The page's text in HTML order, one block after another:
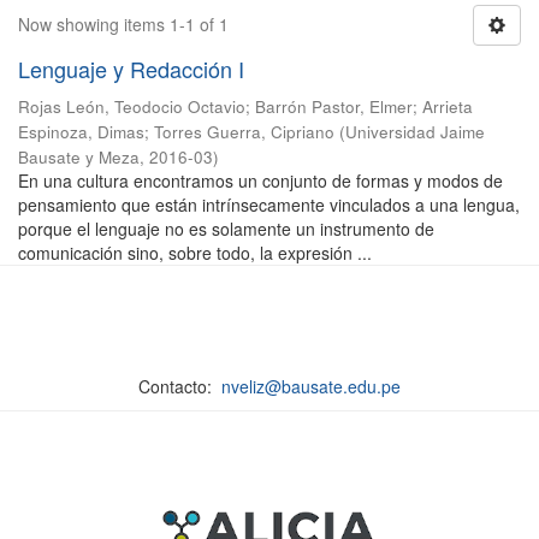
Now showing items 1-1 of 1
Lenguaje y Redacción I
Rojas León, Teodocio Octavio; Barrón Pastor, Elmer; Arrieta
Espinoza, Dimas; Torres Guerra, Cipriano (Universidad Jaime
Bausate y Meza, 2016-03)
En una cultura encontramos un conjunto de formas y modos de
pensamiento que están intrínsecamente vinculados a una lengua,
porque el lenguaje no es solamente un instrumento de
comunicación sino, sobre todo, la expresión ...
Contacto: nveliz@bausate.edu.pe